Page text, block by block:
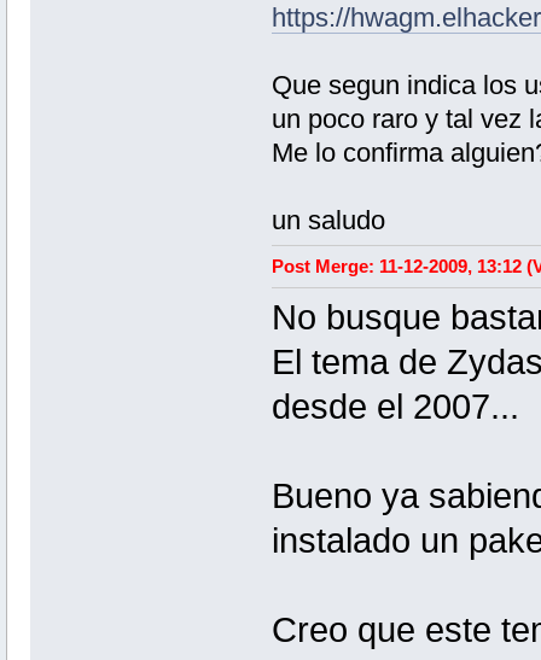
https://
Que segun indica los
un poco raro y tal vez
Me lo confirma
un saludo
Post Merge: 11-12-2009, 13:12
No busque
El tema de
desde el 2007...
Bueno ya
instalado un
Creo que este